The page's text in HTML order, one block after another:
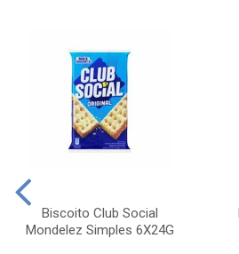
Biscoito Club Social
Mondelez Simples 6X24G